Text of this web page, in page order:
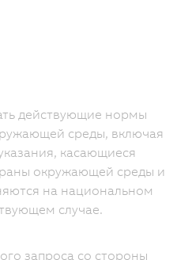
действующие нормы
среды, включая
касающиеся
окружающей среды и
на национальном
случае.
запроса со стороны